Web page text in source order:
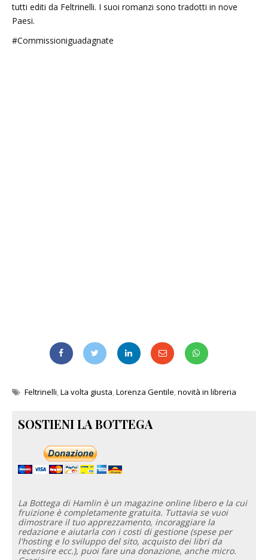
tutti editi da Feltrinelli. I suoi romanzi sono tradotti in nove
Paesi.
#Commissioniguadagnate
Feltrinelli,La volta giusta,Lorenza Gentile,novità in libreria
SOSTIENI LA BOTTEGA
La Bottega di Hamlin è un magazine online libero e la cui
fruizione è completamente gratuita. Tuttavia se vuoi
dimostrare il tuo apprezzamento, incoraggiare la
redazione e aiutarla con i costi di gestione (spese per
l'hosting e lo sviluppo del sito, acquisto dei libri da
recensire ecc.), puoi fare una donazione, anche micro.